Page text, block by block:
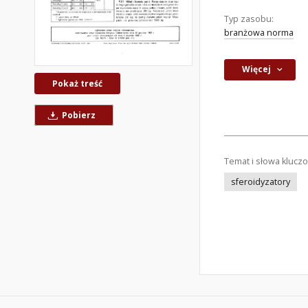
Pokaż treść
Pobierz
Typ zasobu:
branżowa norma
Więcej
Temat i słowa
sferoidyzatory